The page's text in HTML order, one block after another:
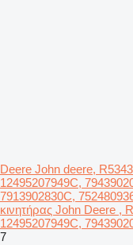
Deere John deere,
12495207949C,
7913902830C,
κινητήρας John Deere ,
12495207949C,
7